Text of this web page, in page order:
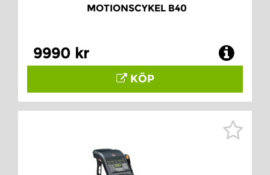
MOTIONSCYKEL B40
9990 kr
KÖP